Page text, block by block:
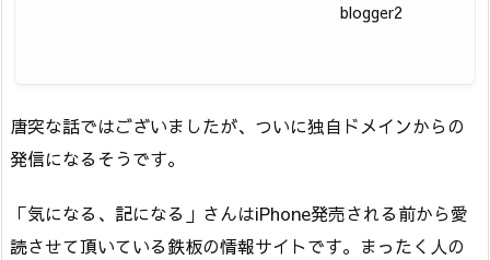
blogger2
唐突な話ではございましたが、ついに独自ドメインからの
発信になるそうです。
「気になる、記になる」さんはiPhone発売される前から愛
読させて頂いている鉄板の情報サイトです。まったく人の